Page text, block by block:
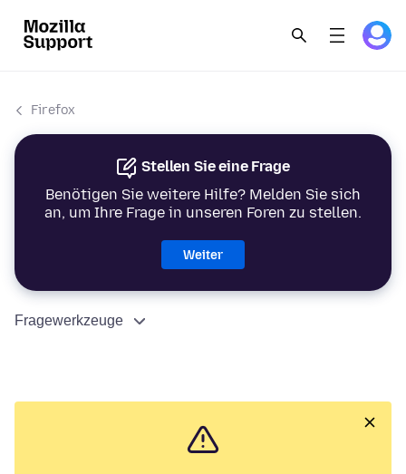
Firefox
Stellen Sie eine Frage
Benötigen Sie weitere Hilfe? Melden Sie sich
an, um Ihre Frage in unseren Foren zu stellen.
Weiter
Fragewerkzeuge